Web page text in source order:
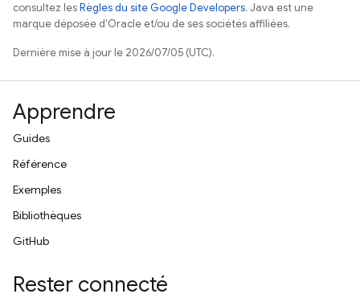
consultez lesRègles du site Google Developers. Java est une
marque déposée d'Oracle et/ou de ses sociétés affiliées.
Dernière mise à jour le 2026/07/05 (UTC).
Apprendre
Guides
Référence
Exemples
Bibliothèques
GitHub
Rester connecté